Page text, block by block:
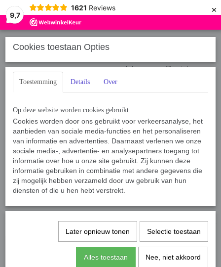
9,7
1621 Reviews ×
Inloggen Registreren
Home › Sport, Spel en Training › Breakstick Partingstick
Sorteer op:
Cookies toestaan Opties
Toestemming Details Over
Op deze website worden cookies gebruikt
Cookies worden door ons gebruikt voor verkeersanalyse, het
aanbieden van sociale media-functies en het personaliseren
van informatie en advertenties. Daarnaast verlenen we onze
sociale media-, advertentie- en analysepartners toegang tot
informatie over hoe u onze site gebruikt. Zij kunnen deze
informatie gebruiken in combinatie met andere gegevens die
zij mogelijk hebben verzameld door uw gebruik van hun
diensten of die u hen hebt verstrekt.
Later opnieuw tonen Selectie toestaan
Alles toestaan Nee, niet akkoord